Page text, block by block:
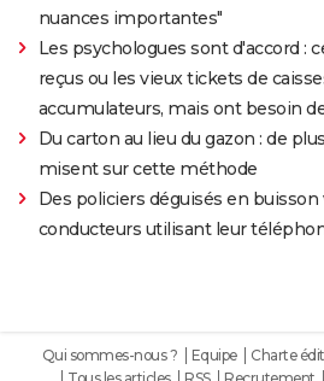
nuances importantes"
Les psychologues sont d'accord :
reçus ou les vieux tickets de
accumulateurs, mais ont besoin
Du carton au lieu du gazon : de
misent sur cette méthode
Des policiers déguisés en
conducteurs utilisant leur
Qui sommes-nous ? Equipe Charte